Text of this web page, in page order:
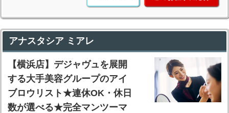
アナスタシア ミアレ
【横浜店】デジャヴュを展開
する大手美容グループのアイ
ブロウリスト★連休OK・休日
数が選べる★完全マンツーマ